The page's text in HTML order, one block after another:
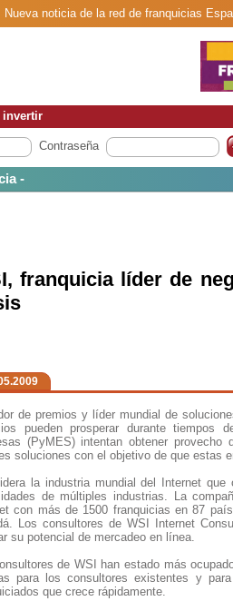
Nueva noticia de la red de franquicias
invertir
Contraseña
-
franquicia líder de
de premios y líder mundial de
pueden prosperar durante tiempos
(PyMES) intentan obtener
soluciones con el objetivo de que estas
la industria mundial del Internet
de múltiples industrias. La
con más de 1500 franquicias en 87
Los consultores de WSI Internet
su potencial de mercadeo en línea.
de WSI han estado más
para los consultores existentes y
que crece rápidamente.